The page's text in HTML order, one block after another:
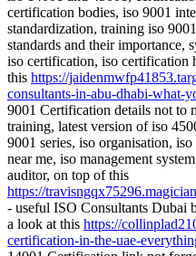
certification bodies, iso 9001
standardization, training iso
standards and their importance,
iso certification, iso certification
this https://
consultants-in-abu-dhabi-what-
9001 Certification details not to
training, latest version of iso
9001 series, iso organisation,
near me, iso management
auditor, on top of this
https://
- useful ISO Consultants Dubai
a look at this https://
certification-in-the-uae-